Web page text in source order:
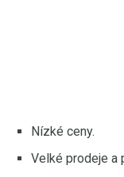
Nízké ceny.
Velké prodeje a